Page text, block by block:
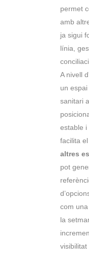
permet
amb
ja sigui
línia,
A nivell
un
sanitari
estable i
facilita el
altres
pot
com
la
visibilitat